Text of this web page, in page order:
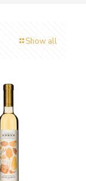
Show all